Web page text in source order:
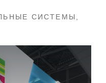
СИСТЕМЫ,